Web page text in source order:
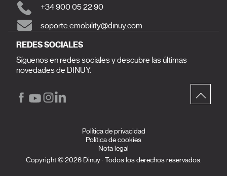
+34 900 05 22 90
soporte.emobility@dinuy.com
REDES SOCIALES
Síguenos en redes sociales y descubre las últimas
novedades de DINUY.
Política de privacidad
Política de cookies
Nota legal
Copyright © 2026 Dinuy · Todos los derechos reservados.